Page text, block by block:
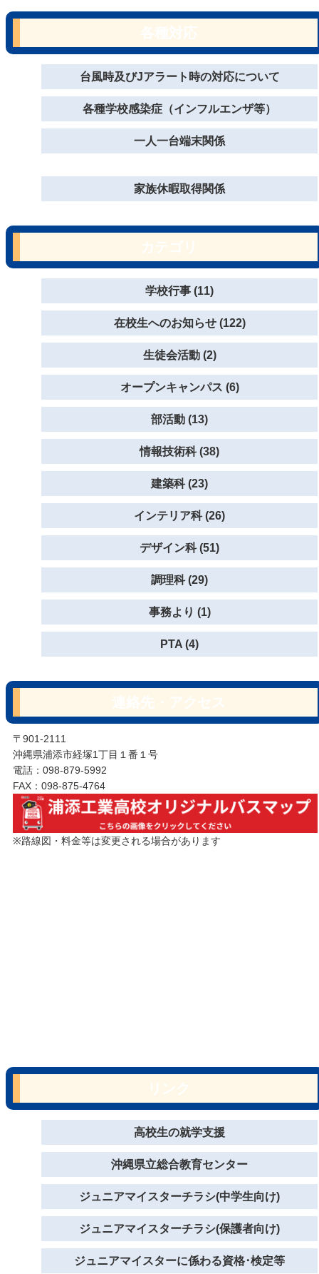
台風時及びJアラート時の対応について
各種学校感染症（インフルエンザ等）
一人一台端末関係
家族休暇取得関係
学校行事 (11)
在校生へのお知らせ (122)
生徒会活動 (2)
オープンキャンパス (6)
部活動 (13)
情報技術科 (38)
建築科 (23)
インテリア科 (26)
デザイン科 (51)
調理科 (29)
事務より (1)
PTA (4)
〒901-2111
沖縄県浦添市経塚1丁目１番１号
電話：098-879-5992
FAX：098-875-4764
※路線図・料金等は変更される場合があります
高校生の就学支援
沖縄県立総合教育センター
ジュニアマイスターチラシ(中学生向け)
ジュニアマイスターチラシ(保護者向け)
ジュニアマイスターに係わる資格･検定等